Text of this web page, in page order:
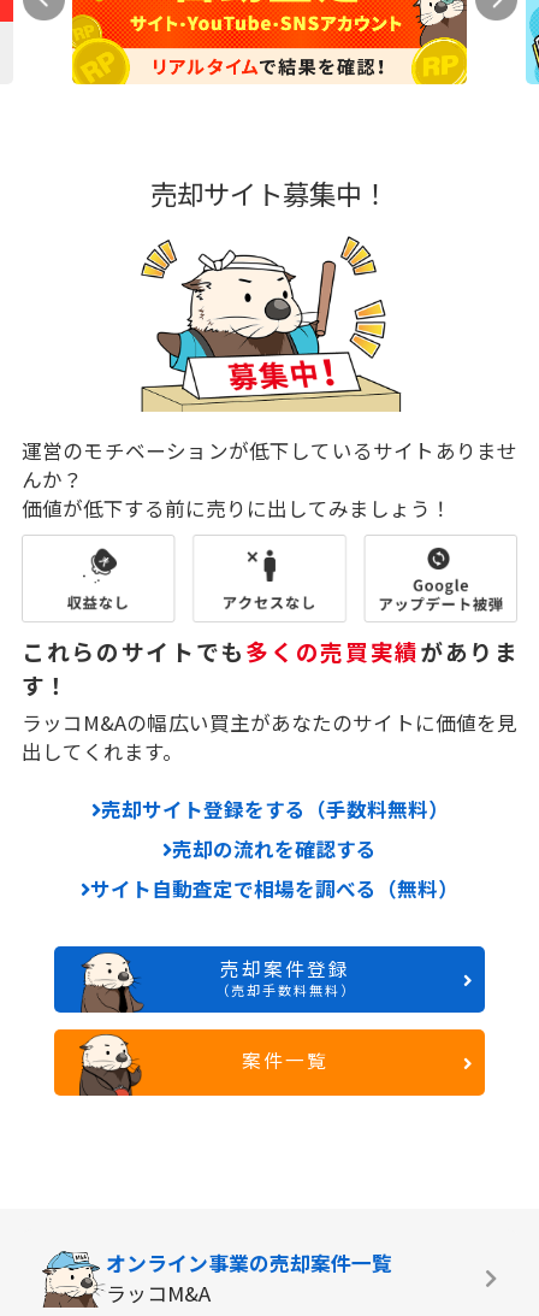
売却サイト募集中！
運営のモチベーションが低下しているサイトありませ
んか？
価値が低下する前に売りに出してみましょう！
これらのサイトでも多くの売買実績がありま
す！
ラッコM&Aの幅広い買主があなたのサイトに価値を見
出してくれます。
売却サイト登録をする（手数料無料）
売却の流れを確認する
サイト自動査定で相場を調べる（無料）
売却案件登録
（売却手数料無料）
案件一覧
オンライン事業の売却案件一覧
ラッコM&A